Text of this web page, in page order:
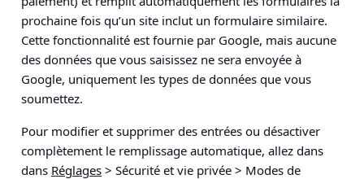
prochaine fois qu’un site inclut un formulaire similaire.
Cette fonctionnalité est fournie par Google, mais aucune
des données que vous saisissez ne sera envoyée à
Google, uniquement les types de données que vous
soumettez.
Pour modifier et supprimer des entrées ou désactiver
complètement le remplissage automatique, allez dans
dans Réglages > Sécurité et vie privée > Modes de